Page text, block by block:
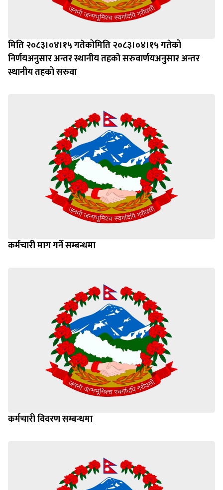
मिति २०८३।०४।१५ गतेकोमिति २०८३।०४।१५ गतेको
निर्णयअनुसार अन्तर स्थानीय तहको सरुवार्णयअनुसार अन्तर
स्थानीय तहको सरुवा
कर्मचारी माग गर्ने सम्बन्धमा
कर्मचारी विवरण सम्बन्धमा